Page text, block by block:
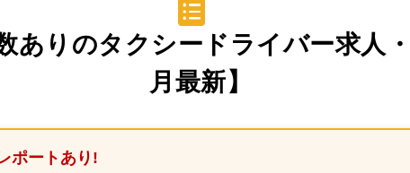
ありのタクシードライバー求人
月最新】
ポートあり!